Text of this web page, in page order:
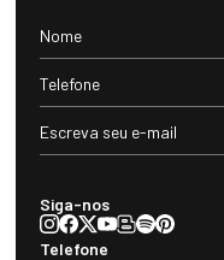
Siga-nos
Telefone